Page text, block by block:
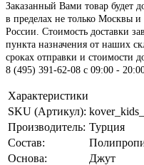
Заказанный Вами товар будет
в пределах не только Москвы
России. Стоимость доставки
пункта назначения от наших
сроках отправки и стоимости
8 (495) 391-62-08 c 09:00 -
Характеристики
SKU (Артикул):
Производитель: Турция
Состав:
Основа:
Джут